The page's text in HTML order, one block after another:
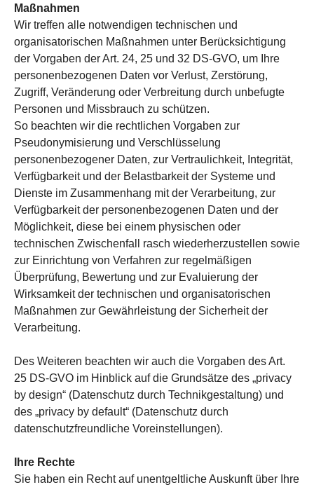
Maßnahmen
Wir treffen alle notwendigen technischen und
organisatorischen Maßnahmen unter Berücksichtigung
der Vorgaben der Art. 24, 25 und 32 DS-GVO, um Ihre
personenbezogenen Daten vor Verlust, Zerstörung,
Zugriff, Veränderung oder Verbreitung durch unbefugte
Personen und Missbrauch zu schützen.
So beachten wir die rechtlichen Vorgaben zur
Pseudonymisierung und Verschlüsselung
personenbezogener Daten, zur Vertraulichkeit, Integrität,
Verfügbarkeit und der Belastbarkeit der Systeme und
Dienste im Zusammenhang mit der Verarbeitung, zur
Verfügbarkeit der personenbezogenen Daten und der
Möglichkeit, diese bei einem physischen oder
technischen Zwischenfall rasch wiederherzustellen sowie
zur Einrichtung von Verfahren zur regelmäßigen
Überprüfung, Bewertung und zur Evaluierung der
Wirksamkeit der technischen und organisatorischen
Maßnahmen zur Gewährleistung der Sicherheit der
Verarbeitung.
Des Weiteren beachten wir auch die Vorgaben des Art.
25 DS-GVO im Hinblick auf die Grundsätze des „privacy
by design“ (Datenschutz durch Technikgestaltung) und
des „privacy by default“ (Datenschutz durch
datenschutzfreundliche Voreinstellungen).
Ihre Rechte
Sie haben ein Recht auf unentgeltliche Auskunft über Ihre